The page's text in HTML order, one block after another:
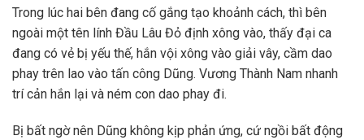
Trong lúc hai bên đang cố gắng tạo khoảnh cách, thì bên
ngoài một tên lính Đầu Lâu Đỏ định xông vào, thấy đại ca
đang có vẻ bị yếu thế, hắn vội xông vào giải vây, cầm dao
phay trên lao vào tấn công Dũng. Vương Thành Nam nhanh
trí cản hắn lại và ném con dao phay đi.
Bị bất ngờ nên Dũng không kịp phản ứng, cứ ngồi bất động